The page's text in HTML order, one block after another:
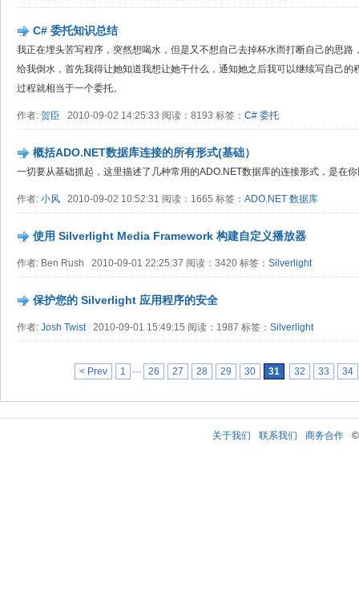
C# 委托知识总结
我正在埋头苦写程序，突然想喝水，但是又不想自己去掉杯水而打断自己的思
给我倒水，首先我得让她知道我想让她干什么，通知她之后我可以继续写自己
过程就相当于一个委托。
作者: 贺臣 2010-09-02 14:25:33 阅读：8193 标签： C# 委托
概括ADO.NET数据库连接的所有形式(基础）
一切要从基础抓起，这里描述了几种常用的ADO.NET数据库的连接形式，是在
作者: 小风 2010-09-02 10:52:31 阅读：1665 标签： ADO.NET 数据库
使用 Silverlight Media Framework 构建自定义播放器
作者: Ben Rush 2010-09-01 22:25:37 阅读：3420 标签： Silverlight
保护您的 Silverlight 应用程序的安全
作者: Josh Twist2010-09-01 15:49:15 阅读：1987 标签： Silverlight
< Prev 1 ··· 26 27 28 29 30 31 32 33 34
关于我们 联系我们 商务合作